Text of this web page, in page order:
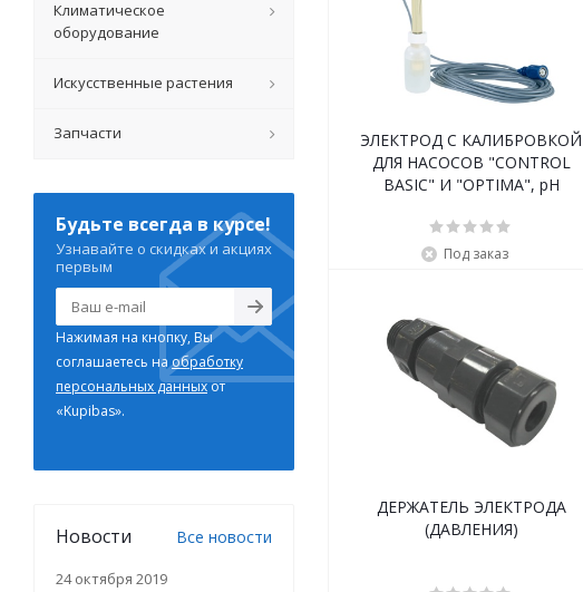
ЭЛЕКТРОД С КАЛИБРОВКОЙ
ДЛЯ НАСОСОВ "CONTROL
BASIC" И "OPTIMA", pH
Под заказ
ДЕРЖАТЕЛЬ ЭЛЕКТРОДА
(ДАВЛЕНИЯ)
Климатическое
оборудование
Искусственные растения
Запчасти
Будьте всегда в курсе!
Узнавайте о скидках и акциях
первым
Нажимая на кнопку, Вы
соглашаетесь наобработку
персональных данныхот
«Kupibas».
Новости Все новости
24 октября 2019